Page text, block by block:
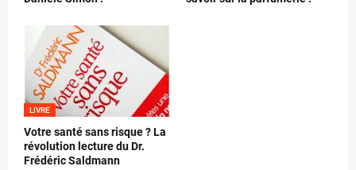
LIVRE
Votre santé sans risque ? La
révolution lecture du Dr.
Frédéric Saldmann